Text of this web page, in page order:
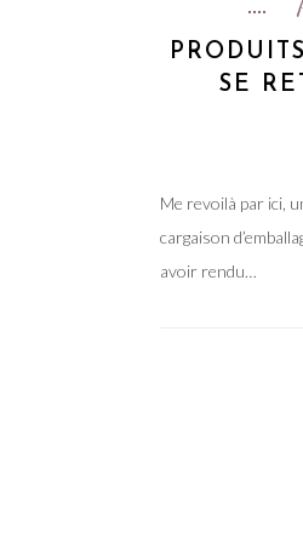
SE
Me revoilà par ici,
cargaison
avoir rendu…